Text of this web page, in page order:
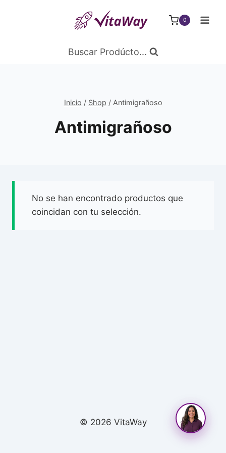
0
Buscar Prodúcto...
Inicio / Shop / Antimigrañoso
Antimigrañoso
No se han encontrado productos que
coincidan con tu selección.
© 2026 VitaWay